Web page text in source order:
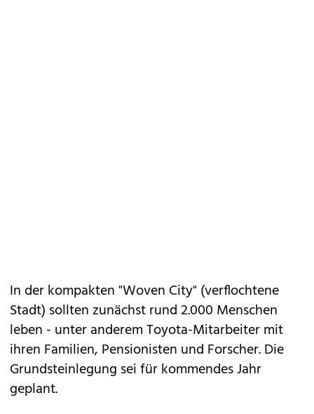
In der kompakten "Woven City" (verflochtene
Stadt) sollten zunächst rund 2.000 Menschen
leben - unter anderem Toyota-Mitarbeiter mit
ihren Familien, Pensionisten und Forscher. Die
Grundsteinlegung sei für kommendes Jahr
geplant.